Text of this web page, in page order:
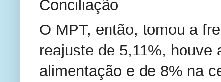
Conciliação
O MPT, então, tomou a
reajuste de 5,11%, houve
alimentação e de 8% na